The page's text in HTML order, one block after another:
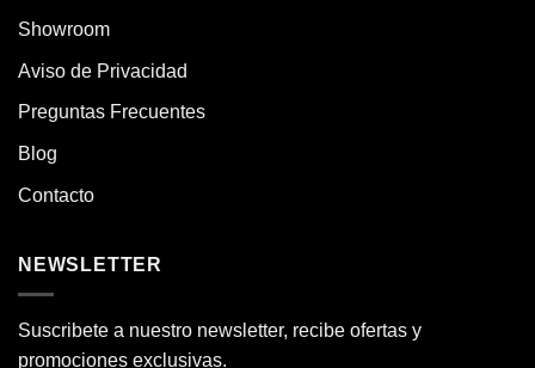
Showroom
Aviso de Privacidad
Preguntas Frecuentes
Blog
Contacto
NEWSLETTER
Suscribete a nuestro newsletter, recibe ofertas y
promociones exclusivas.